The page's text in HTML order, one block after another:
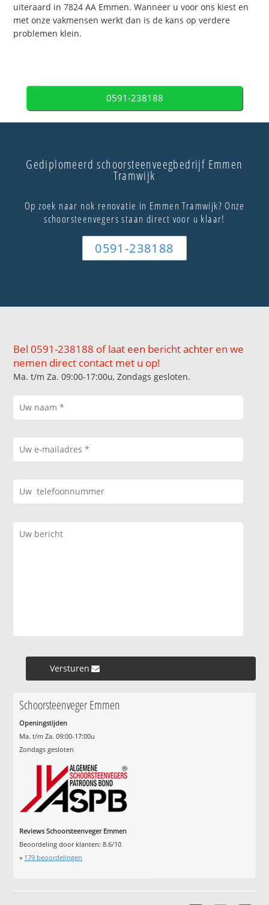
uiteraard in 7824 AA Emmen. Wanneer u voor ons kiest en
met onze vakmensen werkt dan is de kans op verdere
problemen klein.
0591-238188
Gediplomeerd schoorsteenveegbedrijf Emmen
Tramwijk
Op zoek naar nok renovatie in Emmen Tramwijk? Onze
schoorsteenvegers staan direct voor u klaar!
0591-238188
Bel 0591-238188 of laat een bericht achter en we
nemen direct contact met u op!
Ma. t/m Za. 09:00-17:00u, Zondags gesloten.
Versturen »
Schoorsteenveger Emmen
Openingstijden
Ma. t/m Za. 09:00-17:00u
Zondags gesloten
Reviews Schoorsteenveger Emmen
Beoordeling door klanten:8.6/10
» 179 beoordelingen